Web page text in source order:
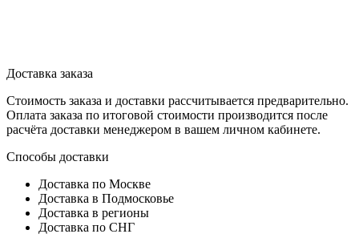
Доставка заказа
Стоимость заказа и доставки рассчитывается предварительно.
Оплата заказа по итоговой стоимости производится после
расчёта доставки менеджером в вашем личном кабинете.
Способы доставки
Доставка по Москве
Доставка в Подмосковье
Доставка в регионы
Доставка по СНГ